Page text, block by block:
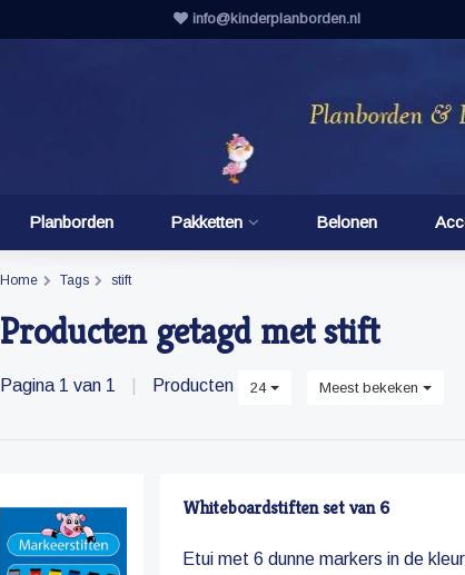
info@kinderplanborden.nl
Planborden Pakketten Belonen
Home Tags stift
Producten getagd met stift
Pagina 1 van 1 Producten 24 Meest bekeken
Whiteboardstiften set van 6
Etui met 6 dunne markers in de